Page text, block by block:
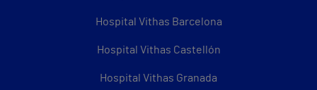
Hospital Vithas Barcelona
Hospital Vithas Castellón
Hospital Vithas Granada